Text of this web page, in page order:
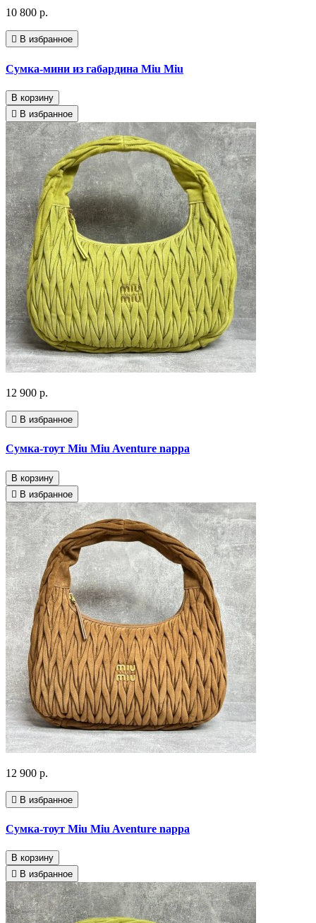
10 800 р.
В избранное
Сумка-мини из габардина Miu Miu
В корзину
В избранное
12 900 р.
В избранное
Сумка-тоут Miu Miu Aventure nappa
В корзину
В избранное
12 900 р.
В избранное
Сумка-тоут Miu Miu Aventure nappa
В корзину
В избранное